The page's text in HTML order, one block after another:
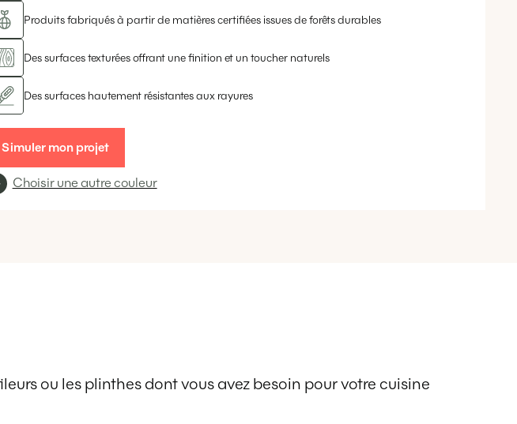
Produits fabriqués à partir de matières certifiées issues de forêts durables
Des surfaces texturées offrant une finition et un toucher naturels
Des surfaces hautement résistantes aux rayures
Simuler mon projet
Choisir une autre couleur
ou les plinthes dont vous avez besoin pour votre cuisine